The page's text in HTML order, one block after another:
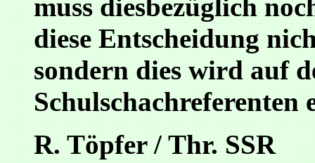
muss diesbezüglich
diese Entscheidung
sondern dies wird auf
Schulschachreferenten
R. Töpfer / Thr. SSR